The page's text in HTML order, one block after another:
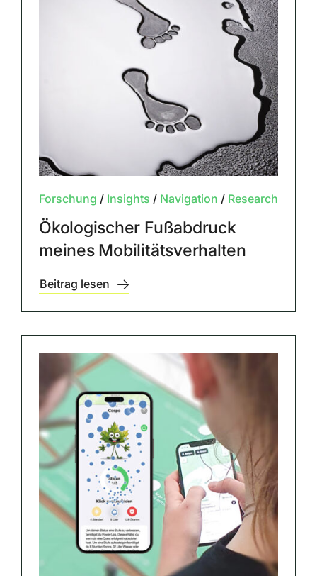
Forschung / Insights / Navigation / Research
Ökologischer Fußabdruck
meines Mobilitätsverhalten
Beitrag lesen